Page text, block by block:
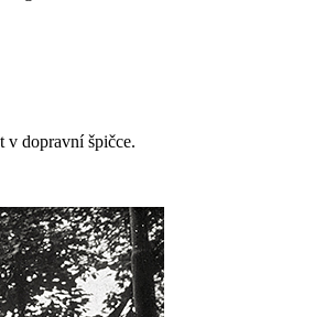
v dopravní špičce.